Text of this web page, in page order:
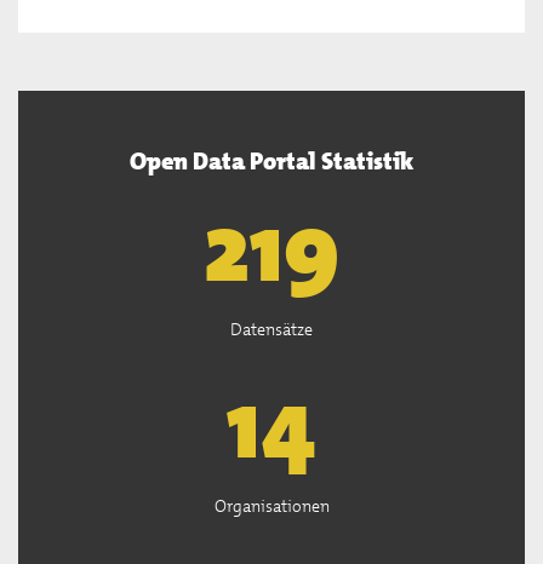
Open Data Portal Statistik
221
Datensätze
15
Organisationen